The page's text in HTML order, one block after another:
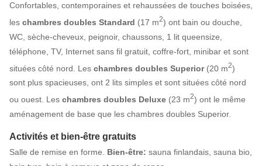
Confortables, contemporaines et rehaussées de touches boisées,
les chambres doubles Standard (17 m2) ont bain ou douche,
WC, sèche-cheveux, peignoir, chaussons, 1 lit queensize,
téléphone, TV, Internet sans fil gratuit, coffre-fort, minibar et sont
situées côté nord. Les chambres doubles Superior(20 m2)
sont plus spacieuses, ont 2 lits simples et sont situées côté nord
ou ouest. Les chambres doubles Deluxe (23 m2) ont le même
aménagement de base que les chambres doubles Superior.
Activités et bien-être gratuits
Salle de remise en forme. Bien-être: sauna finlandais, sauna bio,